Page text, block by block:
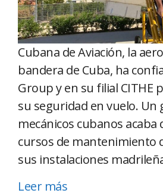
Cubana de Aviación, la
bandera de Cuba, ha
Group y en su filial CITHE
su seguridad en vuelo. Un
mecánicos cubanos acaba
cursos de mantenimiento
sus instalaciones
Leer más